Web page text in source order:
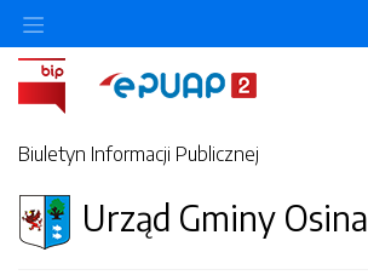
Biuletyn Informacji Publicznej
Urząd Gminy Osina